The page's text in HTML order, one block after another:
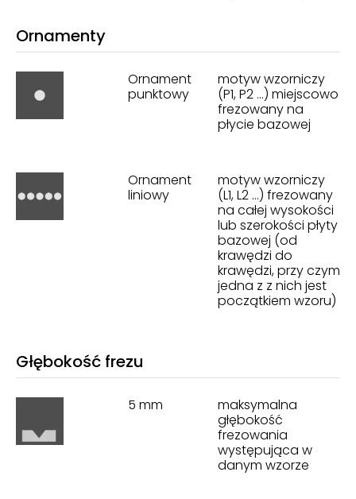
Ornamenty
Ornament
punktowy
motyw wzorniczy
(P1, P2 ...) miejscowo
frezowany na
płycie bazowej
Ornament
liniowy
motyw wzorniczy
(L1, L2 ...) frezowany
na całej wysokości
lub szerokości płyty
bazowej (od
krawędzi do
krawędzi, przy czym
jedna z z nich jest
początkiem wzoru)
Głębokość frezu
5 mm
maksymalna
głębokość
frezowania
występująca w
danym wzorze